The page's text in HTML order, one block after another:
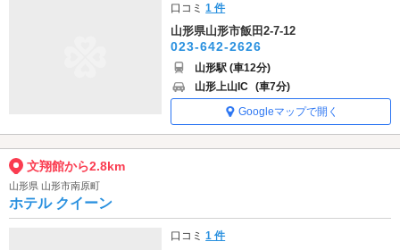
口コミ1 件
山形県山形市飯田2-7-12
023-642-2626
山形駅 (車12分)
山形上山IC (車7分)
Googleマップで開く
文翔館から2.8km
山形県 山形市南原町
ホテル クイーン
口コミ1 件